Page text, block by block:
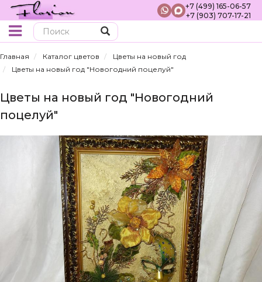
+7 (499) 165-06-57
+7 (903) 707-17-21
Главная Каталог цветов
Цветы на новый год
Цветы на новый год "Новогодний поцелуй"
Цветы на новый год "Новогодний
поцелуй"